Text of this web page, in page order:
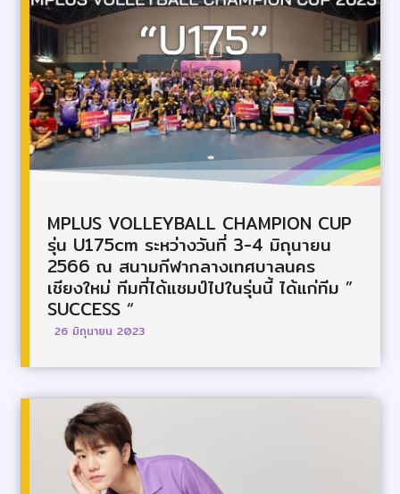
MPLUS VOLLEYBALL CHAMPION CUP
รุ่น U175cm ระหว่างวันที่ 3-4 มิถุนายน
2566 ณ สนามกีฬากลางเทศบาลนคร
เชียงใหม่ ทีมที่ได้แชมป์ไปในรุ่นนี้ ได้แก่ทีม ”
SUCCESS “
26 มิถุนายน 2023